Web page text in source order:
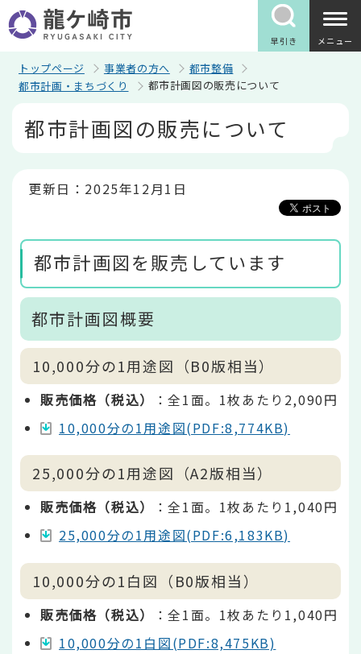
の
ペ
早引き メニュー
トップページ 事業者の方へ
都市整備
都市計画・まちづくり
都市計画図の販売について
都市計画図の販売について
更新日：2025年12月1日
都市計画図を販売しています
都市計画図概要
10,000分の1用途図（B0版相当）
販売価格（税込）
：全1面。1枚あたり2,090円
10,000分の1用途図(PDF:8,774KB)
25,000分の1用途図（A2版相当）
販売価格（税込）
：全1面。1枚あたり1,040円
25,000分の1用途図(PDF:6,183KB)
10,000分の1白図（B0版相当）
販売価格（税込）
：全1面。1枚あたり1,040円
10,000分の1白図(PDF:8,475KB)